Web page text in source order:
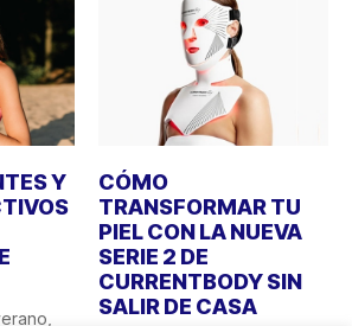
Y
CÓMO
TRANSFORMAR TU
PIEL CON LA NUEVA
SERIE 2 DE
CURRENTBODY SIN
SALIR DE CASA